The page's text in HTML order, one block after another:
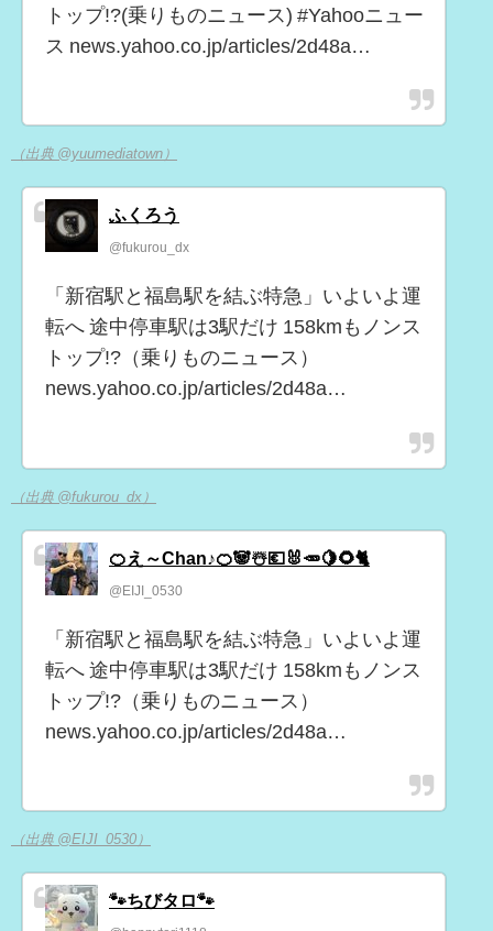
トップ!?(乗りものニュース) #Yahooニュー
ス news.yahoo.co.jp/articles/2d48a…
（出典 @yuumediatown）
ふくろう
@fukurou_dx
「新宿駅と福島駅を結ぶ特急」いよいよ運
転へ 途中停車駅は3駅だけ 158kmもノンス
トップ!?（乗りものニュース）
news.yahoo.co.jp/articles/2d48a…
（出典 @fukurou_dx）
🍊え～Chan♪🍊🐼☃️💶🐰🥕🍋🌻🐈
@EIJI_0530
「新宿駅と福島駅を結ぶ特急」いよいよ運
転へ 途中停車駅は3駅だけ 158kmもノンス
トップ!?（乗りものニュース）
news.yahoo.co.jp/articles/2d48a…
（出典 @EIJI_0530）
🐾ちびタロ🐾